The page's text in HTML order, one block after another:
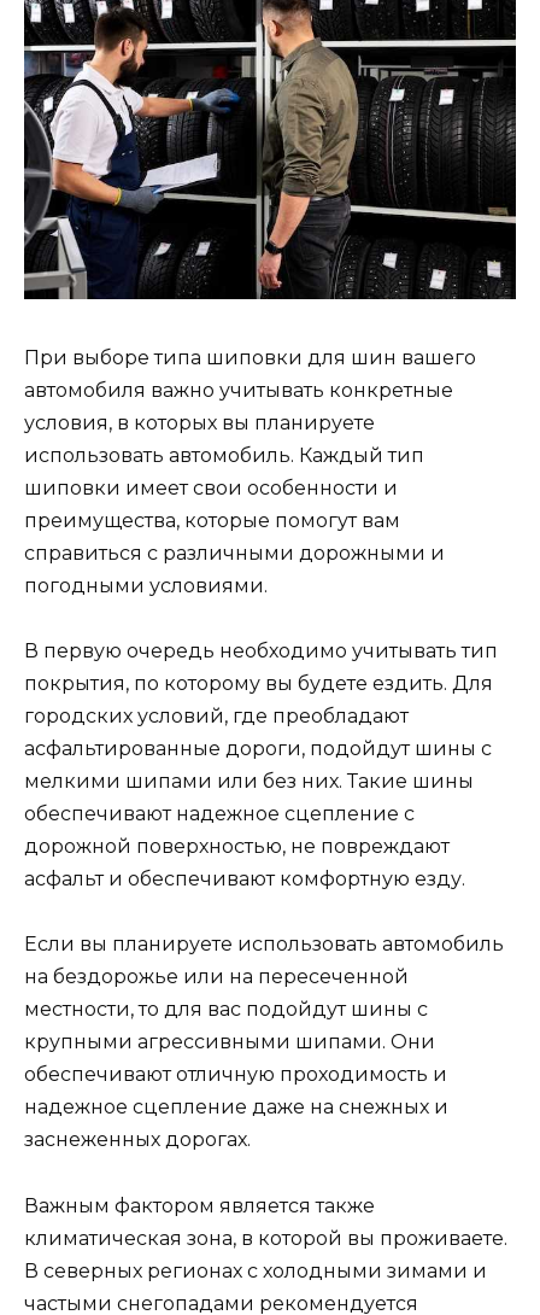
При выборе типа шиповки для шин вашего
автомобиля важно учитывать конкретные
условия, в которых вы планируете
использовать автомобиль. Каждый тип
шиповки имеет свои особенности и
преимущества, которые помогут вам
справиться с различными дорожными и
погодными условиями.
В первую очередь необходимо учитывать тип
покрытия, по которому вы будете ездить. Для
городских условий, где преобладают
асфальтированные дороги, подойдут шины с
мелкими шипами или без них. Такие шины
обеспечивают надежное сцепление с
дорожной поверхностью, не повреждают
асфальт и обеспечивают комфортную езду.
Если вы планируете использовать автомобиль
на бездорожье или на пересеченной
местности, то для вас подойдут шины с
крупными агрессивными шипами. Они
обеспечивают отличную проходимость и
надежное сцепление даже на снежных и
заснеженных дорогах.
Важным фактором является также
климатическая зона, в которой вы проживаете.
В северных регионах с холодными зимами и
частыми снегопадами рекомендуется